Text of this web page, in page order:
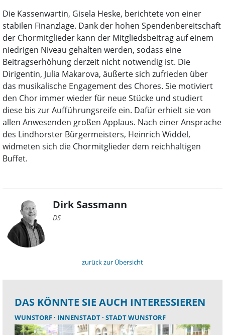
Die Kassenwartin, Gisela Heske, berichtete von einer
stabilen Finanzlage. Dank der hohen Spendenbereitschaft
der Chormitglieder kann der Mitgliedsbeitrag auf einem
niedrigen Niveau gehalten werden, sodass eine
Beitragserhöhung derzeit nicht notwendig ist. Die
Dirigentin, Julia Makarova, äußerte sich zufrieden über
das musikalische Engagement des Chores. Sie motiviert
den Chor immer wieder für neue Stücke und studiert
diese bis zur Aufführungsreife ein. Dafür erhielt sie von
allen Anwesenden großen Applaus. Nach einer Ansprache
des Lindhorster Bürgermeisters, Heinrich Widdel,
widmeten sich die Chormitglieder dem reichhaltigen
Buffet.
Dirk Sassmann
DS
zurück zur Übersicht
DAS KÖNNTE SIE AUCH INTERESSIEREN
WUNSTORF INNENSTADT STADT WUNSTORF